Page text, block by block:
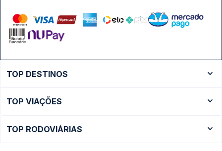
TOP DESTINOS
Ônibus São Paulo
TOP VIAÇÕES
TOP RODOVIÁRIAS